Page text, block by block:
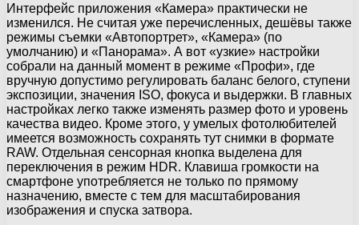
Интерфейс приложения «Камера» практически не
изменился. Не считая уже перечисленных, дешёвы также
режимы съемки «Автопортрет», «Камера» (по
умолчанию) и «Панорама». А вот «узкие» настройки
собрали на данный момент в режиме «Профи», где
вручную допустимо регулировать баланс белого, ступени
экспозиции, значения ISO, фокуса и выдержки. В главных
настройках легко также изменять размер фото и уровень
качества видео. Кроме этого, у умелых фотолюбителей
имеется возможность сохранять тут снимки в формате
RAW. Отдельная сенсорная кнопка выделена для
переключения в режим HDR. Клавиша громкости на
смартфоне употребляется не только по прямому
назначению, вместе с тем для масштабирования
изображения и спуска затвора.